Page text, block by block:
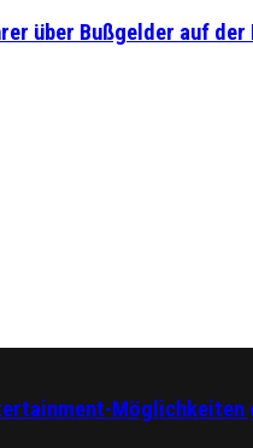
über Bußgelder auf
Möglichkeiten